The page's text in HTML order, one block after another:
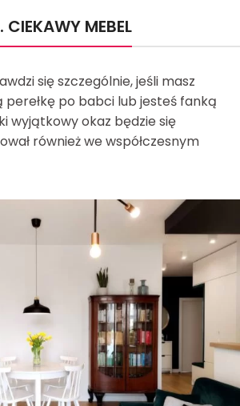
CIEKAWY MEBEL
się szczególnie, jeśli masz
po babci lub jesteś fanką
wyjątkowy okaz będzie się
również we współczesnym